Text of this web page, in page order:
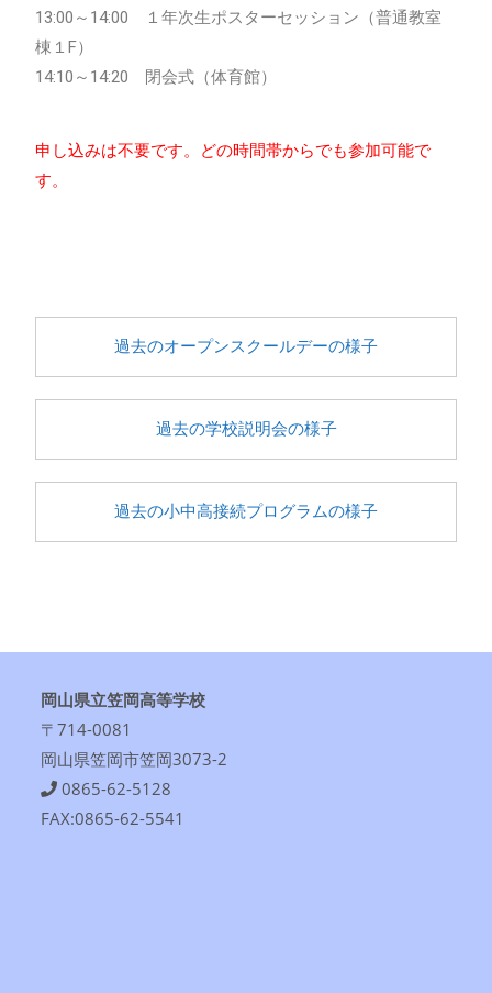
13:00～14:00 １年次生ポスターセッション（普通教室
棟１F）
14:10～14:20 閉会式（体育館）
申し込みは不要です。どの時間帯からでも参加可能で
す。
過去のオープンスクールデーの様子
過去の学校説明会の様子
過去の小中高接続プログラムの様子
岡山県立笠岡高等学校
〒714-0081
岡山県笠岡市笠岡3073-2
0865-62-5128
FAX:0865-62-5541